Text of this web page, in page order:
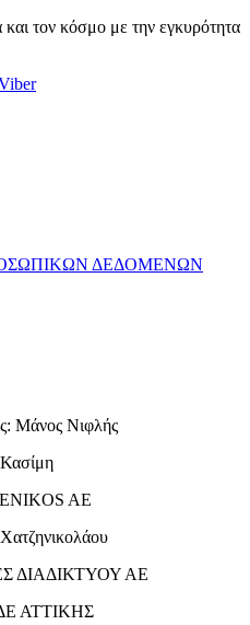
τον κόσμο με την εγκυρότητα
ΔΕΔΟΜΕΝΩΝ
Μάνος Νιφλής
ENIKOS AE
ΔΙΑΔΙΚΤΥΟΥ ΑΕ
ΑΤΤΙΚΗΣ